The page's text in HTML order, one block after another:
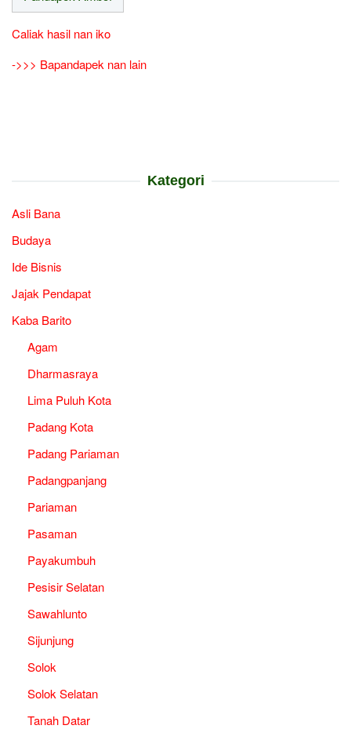
Caliak hasil nan iko
->>> Bapandapek nan lain
Kategori
Asli Bana
Budaya
Ide Bisnis
Jajak Pendapat
Kaba Barito
Agam
Dharmasraya
Lima Puluh Kota
Padang Kota
Padang Pariaman
Padangpanjang
Pariaman
Pasaman
Payakumbuh
Pesisir Selatan
Sawahlunto
Sijunjung
Solok
Solok Selatan
Tanah Datar